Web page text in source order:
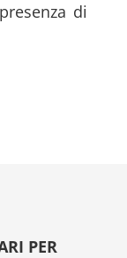
di
PER